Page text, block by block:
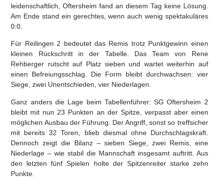
leidenschaftlich, Oftersheim fand an diesem Tag keine Lösung.
Am Ende stand ein gerechtes, wenn auch wenig spektakuläres
0:0.
Für Reilingen 2 bedeutet das Remis trotz Punktgewinn einen
kleinen Rückschritt in der Tabelle. Das Team von Rene
Rehberger rutscht auf Platz sieben und wartet weiterhin auf
einen Befreiungsschlag. Die Form bleibt durchwachsen: vier
Siege, zwei Unentschieden, vier Niederlagen.
Ganz anders die Lage beim Tabellenführer: SG Oftersheim 2
bleibt mit nun 23 Punkten an der Spitze, verpasst aber einen
möglichen Ausbau der Führung. Der Angriff, sonst so treffsicher
mit bereits 32 Toren, blieb diesmal ohne Durchschlagskraft.
Dennoch zeigt die Bilanz – sieben Siege, zwei Remis, eine
Niederlage – wie stabil die Mannschaft insgesamt auftritt. Aus
den letzten fünf Spielen holte der Spitzenreiter starke zehn
Punkte.